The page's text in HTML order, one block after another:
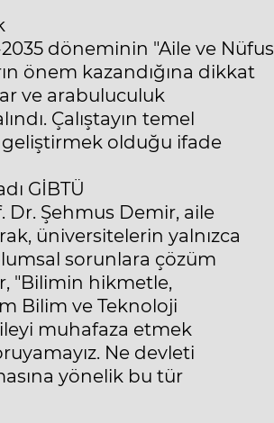
döneminin "Aile ve Nüfus
önem kazandığına dikkat
ve arabuluculuk
Çalıştayın temel
olduğu ifade
GİBTÜ
Dr. Şehmus Demir, aile
üniversitelerin yalnızca
sorunlara çözüm
"Bilimin hikmetle,
Bilim ve Teknoloji
muhafaza etmek
Ne devleti
yönelik bu tür